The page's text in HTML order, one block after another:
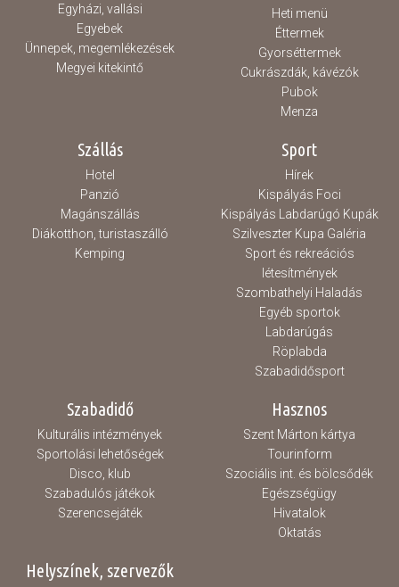
Egyházi, vallási
Egyebek
Ünnepek, megemlékezések
Megyei kitekintő
Heti menü
Éttermek
Gyorséttermek
Cukrászdák, kávézók
Pubok
Menza
Szállás
Hotel
Panzió
Magánszállás
Diákotthon, turistaszálló
Kemping
Sport
Hírek
Kispályás Foci
Kispályás Labdarúgó Kupák
Szilveszter Kupa Galéria
Sport és rekreációs
létesítmények
Szombathelyi Haladás
Egyéb sportok
Labdarúgás
Röplabda
Szabadidősport
Szabadidő
Kulturális intézmények
Sportolási lehetőségek
Disco, klub
Szabadulós játékok
Szerencsejáték
Hasznos
Szent Márton kártya
Tourinform
Szociális int. és bölcsődék
Egészségügy
Hivatalok
Oktatás
Helyszínek, szervezők